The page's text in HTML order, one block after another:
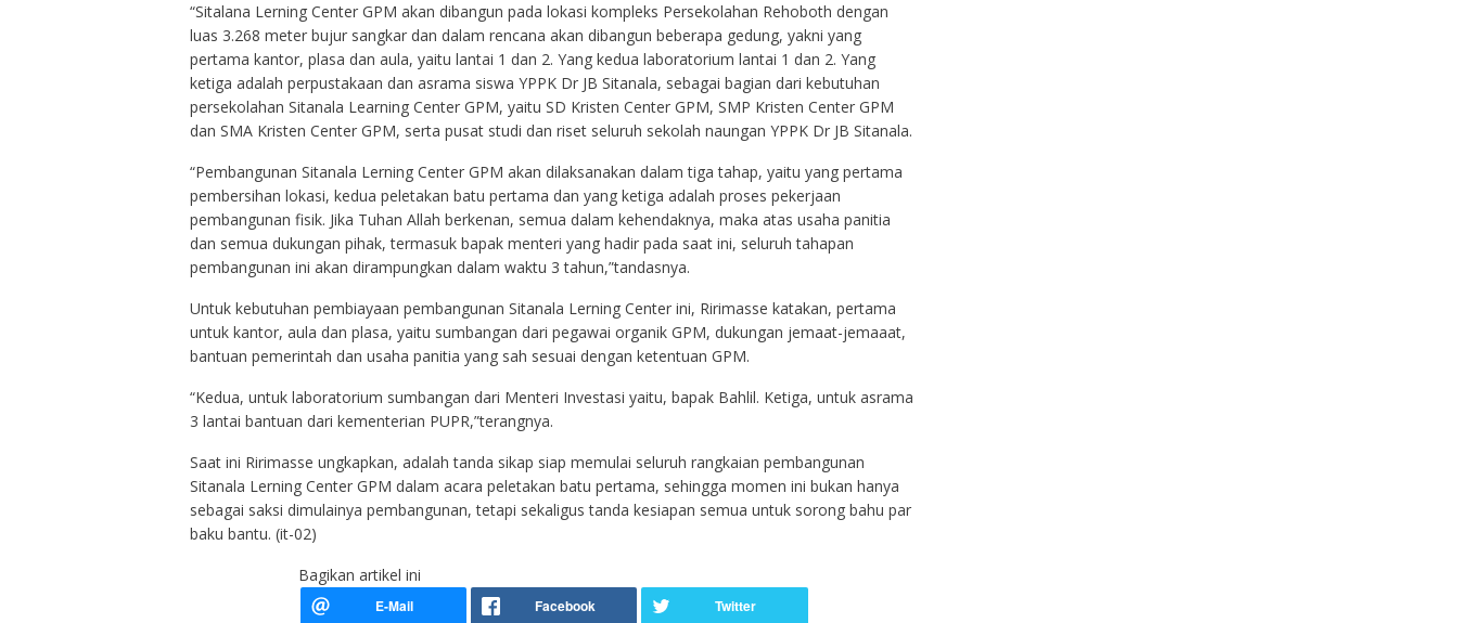
“Sitalana Lerning Center GPM akan dibangun pada lokasi kompleks Persekolahan Rehoboth dengan
luas 3.268 meter bujur sangkar dan dalam rencana akan dibangun beberapa gedung, yakni yang
pertama kantor, plasa dan aula, yaitu lantai 1 dan 2. Yang kedua laboratorium lantai 1 dan 2. Yang
ketiga adalah perpustakaan dan asrama siswa YPPK Dr JB Sitanala, sebagai bagian dari kebutuhan
persekolahan Sitanala Learning Center GPM, yaitu SD Kristen Center GPM, SMP Kristen Center GPM
dan SMA Kristen Center GPM, serta pusat studi dan riset seluruh sekolah naungan YPPK Dr JB Sitanala.
“Pembangunan Sitanala Lerning Center GPM akan dilaksanakan dalam tiga tahap, yaitu yang pertama
pembersihan lokasi, kedua peletakan batu pertama dan yang ketiga adalah proses pekerjaan
pembangunan fisik. Jika Tuhan Allah berkenan, semua dalam kehendaknya, maka atas usaha panitia
dan semua dukungan pihak, termasuk bapak menteri yang hadir pada saat ini, seluruh tahapan
pembangunan ini akan dirampungkan dalam waktu 3 tahun,”tandasnya.
Untuk kebutuhan pembiayaan pembangunan Sitanala Lerning Center ini, Ririmasse katakan, pertama
untuk kantor, aula dan plasa, yaitu sumbangan dari pegawai organik GPM, dukungan jemaat-jemaaat,
bantuan pemerintah dan usaha panitia yang sah sesuai dengan ketentuan GPM.
“Kedua, untuk laboratorium sumbangan dari Menteri Investasi yaitu, bapak Bahlil. Ketiga, untuk asrama
3 lantai bantuan dari kementerian PUPR,”terangnya.
Saat ini Ririmasse ungkapkan, adalah tanda sikap siap memulai seluruh rangkaian pembangunan
Sitanala Lerning Center GPM dalam acara peletakan batu pertama, sehingga momen ini bukan hanya
sebagai saksi dimulainya pembangunan, tetapi sekaligus tanda kesiapan semua untuk sorong bahu par
baku bantu. (it-02)
Bagikan artikel ini